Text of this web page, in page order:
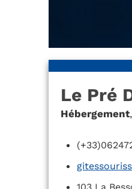
Le Pré
Hébergement,